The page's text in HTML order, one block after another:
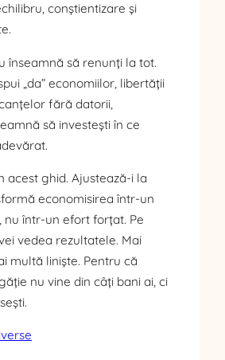
conștientizare și
înseamnă să renunți la tot.
„da” economiilor, libertății
fără datorii,
să investești în ce
acest ghid. Ajustează-i la
economisirea într-un
nu într-un efort forțat. Pe
vedea rezultatele. Mai
multă liniște. Pentru că
nu vine din câți bani ai, ci